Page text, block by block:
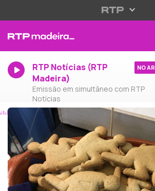
RTP Notícias (RTP
Madeira)
Emissão em simultâneo com RTP
Notícias
NO AR